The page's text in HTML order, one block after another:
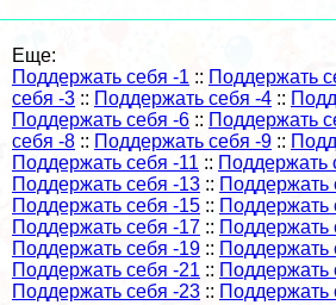
Еще:
Поддержать себя -1 :: Поддержать
себя -3 :: Поддержать себя -4 ::
Поддержать себя -6 :: Поддержать
себя -8 :: Поддержать себя -9 ::
Поддержать себя -11 :: Поддержать
Поддержать себя -13 :: Поддержать
Поддержать себя -15 :: Поддержать
Поддержать себя -17 :: Поддержать
Поддержать себя -19 :: Поддержать
Поддержать себя -21 :: Поддержать
Поддержать себя -23 :: Поддержать